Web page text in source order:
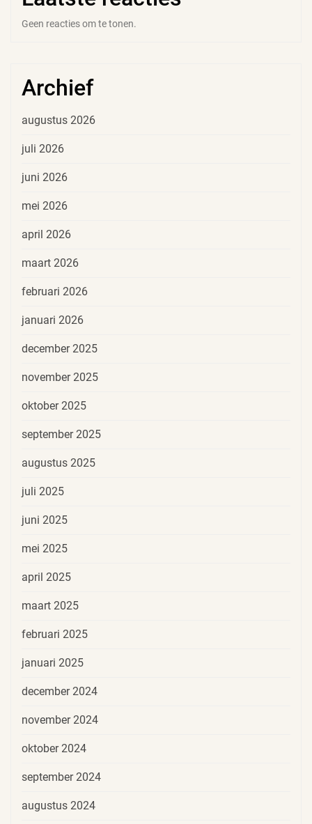
Geen reacties om te tonen.
Archief
augustus 2026
juli 2026
juni 2026
mei 2026
april 2026
maart 2026
februari 2026
januari 2026
december 2025
november 2025
oktober 2025
september 2025
augustus 2025
juli 2025
juni 2025
mei 2025
april 2025
maart 2025
februari 2025
januari 2025
december 2024
november 2024
oktober 2024
september 2024
augustus 2024